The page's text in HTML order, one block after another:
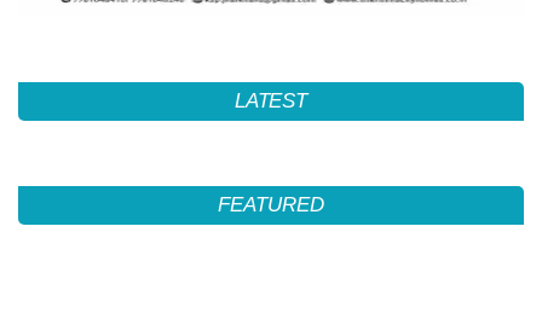
LATEST
FEATURED